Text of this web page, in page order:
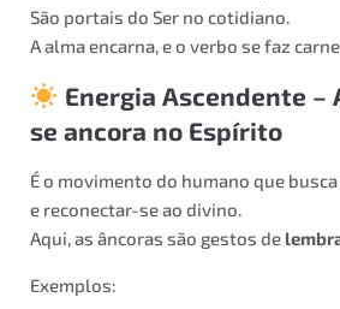
São portais do Ser no cotidiano.
A alma encarna, e o verbo se faz
Energia Ascendente –
se ancora no Espírito
É o movimento do humano que
e reconectar-se ao divino.
Aqui, as âncoras são gestos de
Exemplos: